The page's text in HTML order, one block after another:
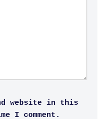
website in this
I comment.